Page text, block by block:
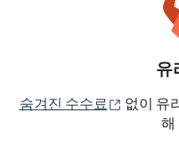
유
숨겨진 수수료 (새 창에
없이 유
해